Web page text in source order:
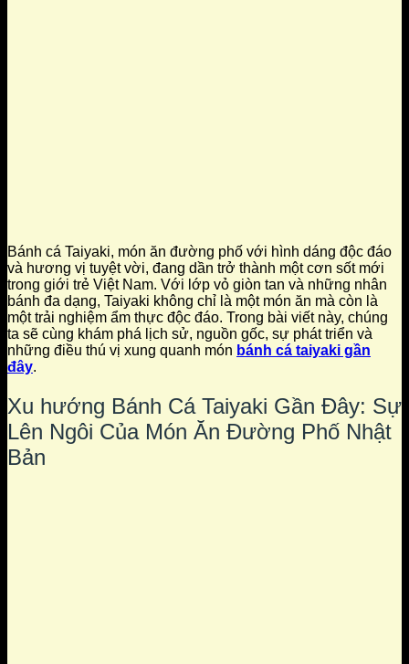
Bánh cá Taiyaki, món ăn đường phố với hình dáng độc đáo
và hương vị tuyệt vời, đang dần trở thành một cơn sốt mới
trong giới trẻ Việt Nam. Với lớp vỏ giòn tan và những nhân
bánh đa dạng, Taiyaki không chỉ là một món ăn mà còn là
một trải nghiệm ẩm thực độc đáo. Trong bài viết này, chúng
ta sẽ cùng khám phá lịch sử, nguồn gốc, sự phát triển và
những điều thú vị xung quanh món bánh cá taiyaki gần
đây.
Xu hướng Bánh Cá Taiyaki Gần Đây: Sự
Lên Ngôi Của Món Ăn Đường Phố Nhật
Bản